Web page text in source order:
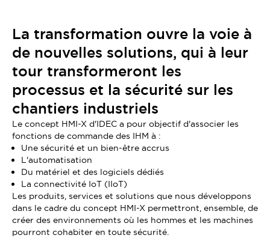
La transformation ouvre la voie à
de nouvelles solutions, qui à leur
tour transformeront les
processus et la sécurité sur les
chantiers industriels
Le concept HMI-X d'IDEC a pour objectif d'associer les
fonctions de commande des IHM à :
Une sécurité et un bien-être accrus
L'automatisation
Du matériel et des logiciels dédiés
La connectivité IoT (IIoT)
Les produits, services et solutions que nous développons
dans le cadre du concept HMI-X permettront, ensemble, de
créer des environnements où les hommes et les machines
pourront cohabiter en toute sécurité.